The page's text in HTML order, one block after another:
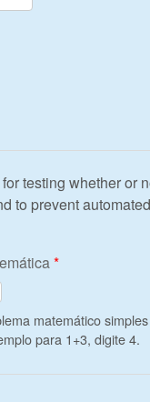
testing whether or
to prevent
*
matemático
para 1+3, digite 4.